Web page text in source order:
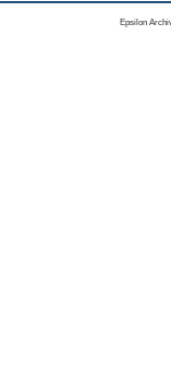
Epsilon